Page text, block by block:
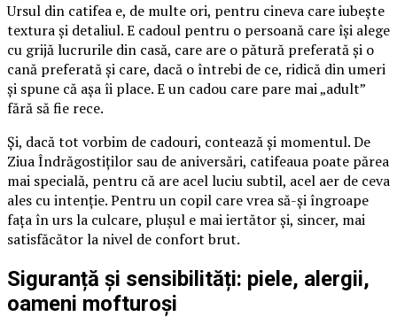
Ursul din catifea e, de multe ori, pentru cineva care iubește
textura și detaliul. E cadoul pentru o persoană care își alege
cu grijă lucrurile din casă, care are o pătură preferată și o
cană preferată și care, dacă o întrebi de ce, ridică din umeri
și spune că așa îi place. E un cadou care pare mai „adult”
fără să fie rece.
Și, dacă tot vorbim de cadouri, contează și momentul. De
Ziua Îndrăgostiților sau de aniversări, catifeaua poate părea
mai specială, pentru că are acel luciu subtil, acel aer de ceva
ales cu intenție. Pentru un copil care vrea să-și îngroape
fața în urs la culcare, plușul e mai iertător și, sincer, mai
satisfăcător la nivel de confort brut.
Siguranță și sensibilități: piele, alergii,
oameni mofturoși